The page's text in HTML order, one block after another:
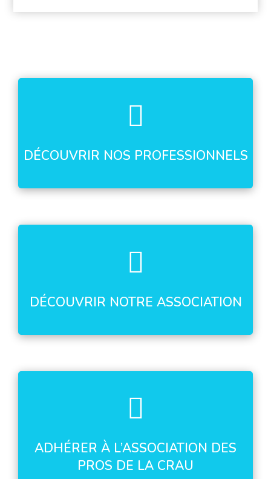
DÉCOUVRIR NOS PROFESSIONNELS
DÉCOUVRIR NOTRE ASSOCIATION
ADHÉRER À L’ASSOCIATION DES
PROS DE LA CRAU